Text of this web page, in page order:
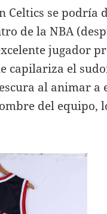
Celtics se podría
de la NBA
jugador
capilariza el
al animar a
del equipo,